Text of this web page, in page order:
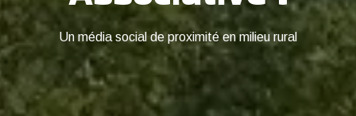
Un média social de proximité en milieu rural